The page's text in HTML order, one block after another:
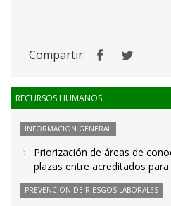
Compartir:
RECURSOS HUMANOS
INFORMACIÓN GENERAL
Priorización de áreas de
plazas entre acreditados
PREVENCIÓN DE RIESGOS LABORALES